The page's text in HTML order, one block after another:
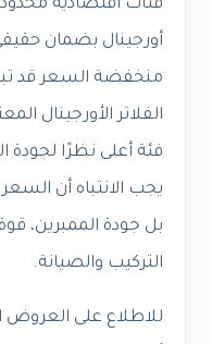
فئات اقتصادية
أورجينال بضمان
منخفضة السعر قد
فئة أعلى نظرًا لجودة
يجب الانتباه أن
بل جودة الممبرين،
التركيب والصيانة.
للاطلاع على العروض